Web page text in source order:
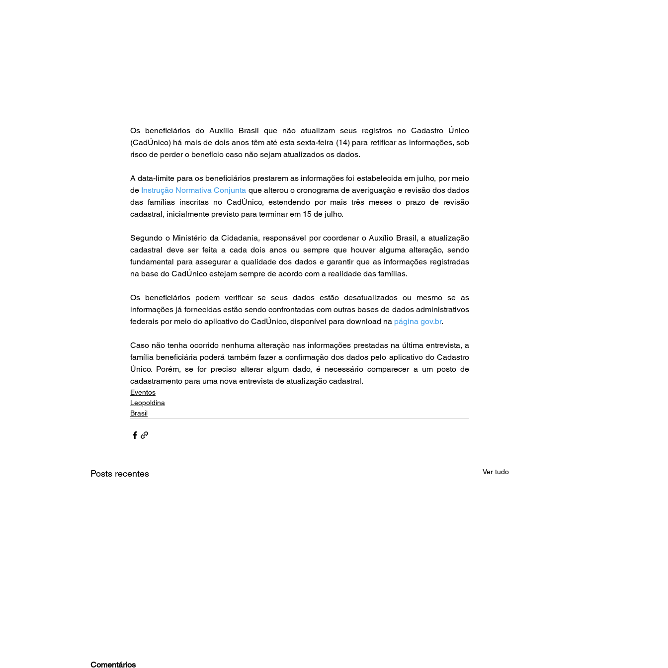
Os beneficiários do Auxílio Brasil que não atualizam seus registros no Cadastro Único
(CadÚnico) há mais de dois anos têm até esta sexta-feira (14) para retificar as informações, sob
risco de perder o benefício caso não sejam atualizados os dados.
A data-limite para os beneficiários prestarem as informações foi estabelecida em julho, por meio
de Instrução Normativa Conjunta que alterou o cronograma de averiguação e revisão dos dados
das famílias inscritas no CadÚnico, estendendo por mais três meses o prazo de revisão
cadastral, inicialmente previsto para terminar em 15 de julho.
Segundo o Ministério da Cidadania, responsável por coordenar o Auxílio Brasil, a atualização
cadastral deve ser feita a cada dois anos ou sempre que houver alguma alteração, sendo
fundamental para assegurar a qualidade dos dados e garantir que as informações registradas
na base do CadÚnico estejam sempre de acordo com a realidade das famílias.
Os beneficiários podem verificar se seus dados estão desatualizados ou mesmo se as
informações já fornecidas estão sendo confrontadas com outras bases de dados administrativos
federais por meio do aplicativo do CadÚnico, disponível para download na página gov.br.
Caso não tenha ocorrido nenhuma alteração nas informações prestadas na última entrevista, a
família beneficiária poderá também fazer a confirmação dos dados pelo aplicativo do Cadastro
Único. Porém, se for preciso alterar algum dado, é necessário comparecer a um posto de
cadastramento para uma nova entrevista de atualização cadastral.
Eventos
Leopoldina
Brasil
Posts recentes Ver tudo
Comentários